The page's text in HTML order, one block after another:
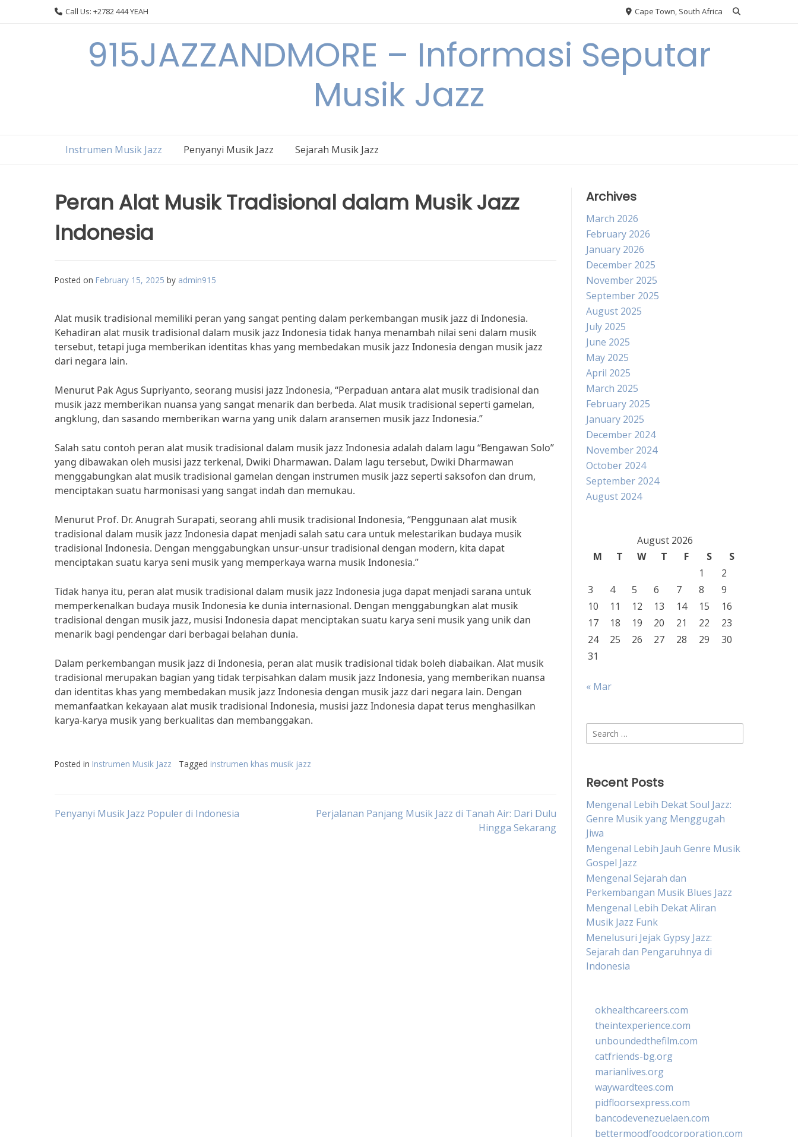
Call Us: +2782 444 YEAH Cape Town, South Africa
915JAZZANDMORE – Informasi Seputar
Musik Jazz
Instrumen Musik Jazz Penyanyi Musik Jazz Sejarah Musik Jazz
Peran Alat Musik Tradisional dalam Musik Jazz
Indonesia
Posted on February 15, 2025 by admin915
Alat musik tradisional memiliki peran yang sangat penting dalam perkembangan musik jazz di Indonesia.
Kehadiran alat musik tradisional dalam musik jazz Indonesia tidak hanya menambah nilai seni dalam musik
tersebut, tetapi juga memberikan identitas khas yang membedakan musik jazz Indonesia dengan musik jazz
dari negara lain.
Menurut Pak Agus Supriyanto, seorang musisi jazz Indonesia, “Perpaduan antara alat musik tradisional dan
musik jazz memberikan nuansa yang sangat menarik dan berbeda. Alat musik tradisional seperti gamelan,
angklung, dan sasando memberikan warna yang unik dalam aransemen musik jazz Indonesia.”
Salah satu contoh peran alat musik tradisional dalam musik jazz Indonesia adalah dalam lagu “Bengawan Solo”
yang dibawakan oleh musisi jazz terkenal, Dwiki Dharmawan. Dalam lagu tersebut, Dwiki Dharmawan
menggabungkan alat musik tradisional gamelan dengan instrumen musik jazz seperti saksofon dan drum,
menciptakan suatu harmonisasi yang sangat indah dan memukau.
Menurut Prof. Dr. Anugrah Surapati, seorang ahli musik tradisional Indonesia, “Penggunaan alat musik
tradisional dalam musik jazz Indonesia dapat menjadi salah satu cara untuk melestarikan budaya musik
tradisional Indonesia. Dengan menggabungkan unsur-unsur tradisional dengan modern, kita dapat
menciptakan suatu karya seni musik yang memperkaya warna musik Indonesia.”
Tidak hanya itu, peran alat musik tradisional dalam musik jazz Indonesia juga dapat menjadi sarana untuk
memperkenalkan budaya musik Indonesia ke dunia internasional. Dengan menggabungkan alat musik
tradisional dengan musik jazz, musisi Indonesia dapat menciptakan suatu karya seni musik yang unik dan
menarik bagi pendengar dari berbagai belahan dunia.
Dalam perkembangan musik jazz di Indonesia, peran alat musik tradisional tidak boleh diabaikan. Alat musik
tradisional merupakan bagian yang tidak terpisahkan dalam musik jazz Indonesia, yang memberikan nuansa
dan identitas khas yang membedakan musik jazz Indonesia dengan musik jazz dari negara lain. Dengan
memanfaatkan kekayaan alat musik tradisional Indonesia, musisi jazz Indonesia dapat terus menghasilkan
karya-karya musik yang berkualitas dan membanggakan.
Posted in Instrumen Musik Jazz Tagged instrumen khas musik jazz
Post
Penyanyi Musik Jazz Populer di Indonesia
Perjalanan Panjang Musik Jazz di Tanah Air: Dari Dulu
Hingga Sekarang
Archives
March 2026
February 2026
January 2026
December 2025
November 2025
September 2025
August 2025
July 2025
June 2025
May 2025
April 2025
March 2025
February 2025
January 2025
December 2024
November 2024
October 2024
September 2024
August 2024
August 2026
M
T W T F S
S
1
2
3
4 5 6 7 8
9
10
11 12 13 14 15
16
17
18 19 20 21 22
23
24
25 26 27 28 29
30
31
« Mar
Search
for:
Recent Posts
Mengenal Lebih Dekat Soul Jazz:
Genre Musik yang Menggugah
Jiwa
Mengenal Lebih Jauh Genre Musik
Gospel Jazz
Mengenal Sejarah dan
Perkembangan Musik Blues Jazz
Mengenal Lebih Dekat Aliran
Musik Jazz Funk
Menelusuri Jejak Gypsy Jazz:
Sejarah dan Pengaruhnya di
Indonesia
okhealthcareers.com
theintexperience.com
unboundedthefilm.com
catfriends-bg.org
marianlives.org
waywardtees.com
pidfloorsexpress.com
bancodevenezuelaen.com
bettermoodfoodcorporation.com